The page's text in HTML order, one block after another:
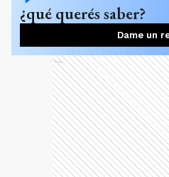
¿qué querés saber?
Dame un
Ads